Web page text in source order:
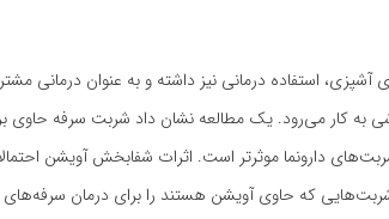
آشپزی، استفاده درمانی نیز داشته و به عنوان درمانی
به کار می‌رود. یک مطالعه نشان داد شربت سرفه حاوی
دارونما موثرتر است. اثرات شفابخش آویشن
که حاوی آویشن هستند را برای درمان